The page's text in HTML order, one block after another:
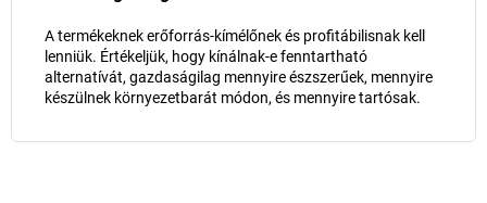
A termékeknek erőforrás-kímélőnek és profitábilisnak kell
lenniük. Értékeljük, hogy kínálnak-e fenntartható
alternatívát, gazdaságilag mennyire észszerűek, mennyire
készülnek környezetbarát módon, és mennyire tartósak.